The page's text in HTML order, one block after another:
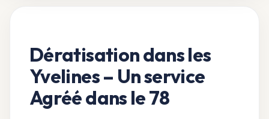
Dératisation dans les
Yvelines – Un service
Agréé dans le 78